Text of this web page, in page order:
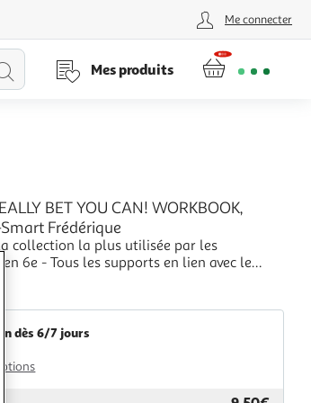
Me connecter
Mes produits
BET YOU CAN! WORKBOOK,
Frédérique
collection la plus utilisée par les
en 6e - Tous les supports en lien avec le
pour la maison - 22 stickers
de parution : 07/
dès 6/7 jours